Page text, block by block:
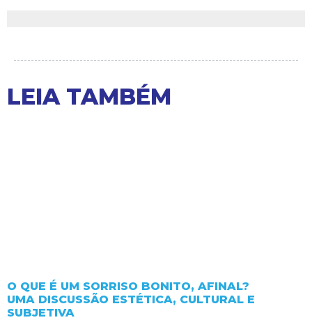
LEIA TAMBÉM
O QUE É UM SORRISO BONITO, AFINAL?
UMA DISCUSSÃO ESTÉTICA, CULTURAL E
SUBJETIVA